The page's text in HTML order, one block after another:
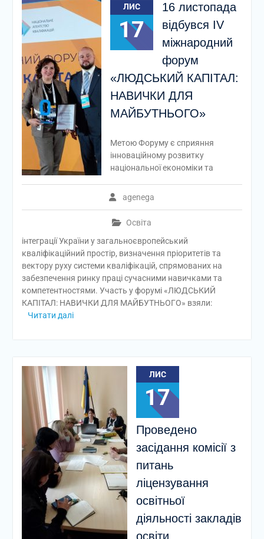
ЛИС
17
16 листопада
відбувся IV
міжнародний
форум
«ЛЮДСЬКИЙ КАПІТАЛ:
НАВИЧКИ ДЛЯ
МАЙБУТНЬОГО»
agenega
Освіта
Метою Форуму є сприяння
інноваційному розвитку
національної економіки та
інтеграції України у загальноєвропейський
кваліфікаційний простір, визначення пріоритетів та
вектору руху системи кваліфікацій, спрямованих на
забезпечення ринку праці сучасними навичками та
компетентностями. Участь у форумі «ЛЮДСЬКИЙ
КАПІТАЛ: НАВИЧКИ ДЛЯ МАЙБУТНЬОГО» взяли:
Читати далі
ЛИС
17
Проведено
засідання комісії з
питань
ліцензування
освітньої
діяльності закладів
освіти